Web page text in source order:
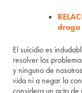
droga
El suicidio es
resolver los
y ninguno de
vida ni a negar la
considera un acto de